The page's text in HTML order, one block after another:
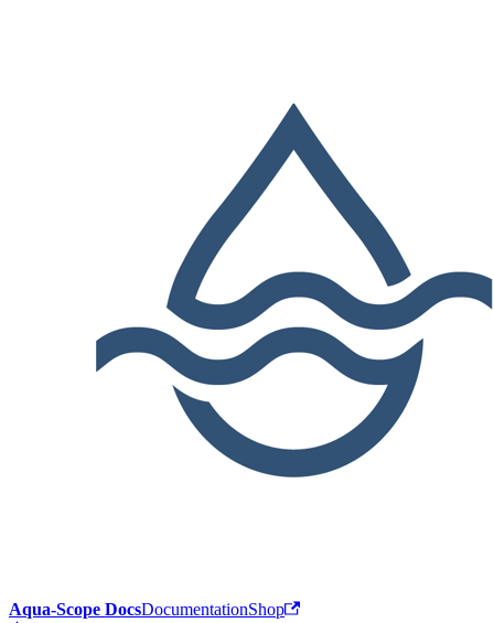
Aqua-Scope DocsDocumentationShop